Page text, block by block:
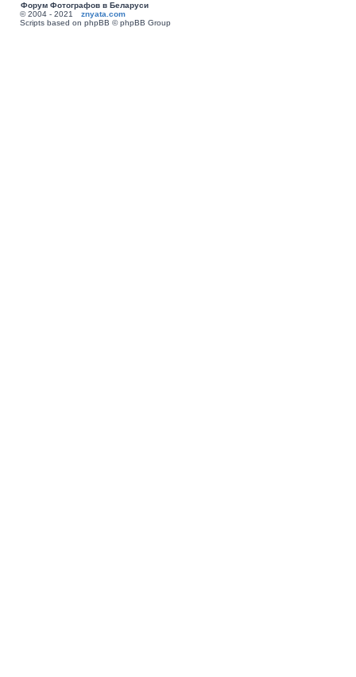
Форум Фотографов в Беларуси
© 2004 - 2021 znyata.com
Scripts based on phpBB © phpBB Group